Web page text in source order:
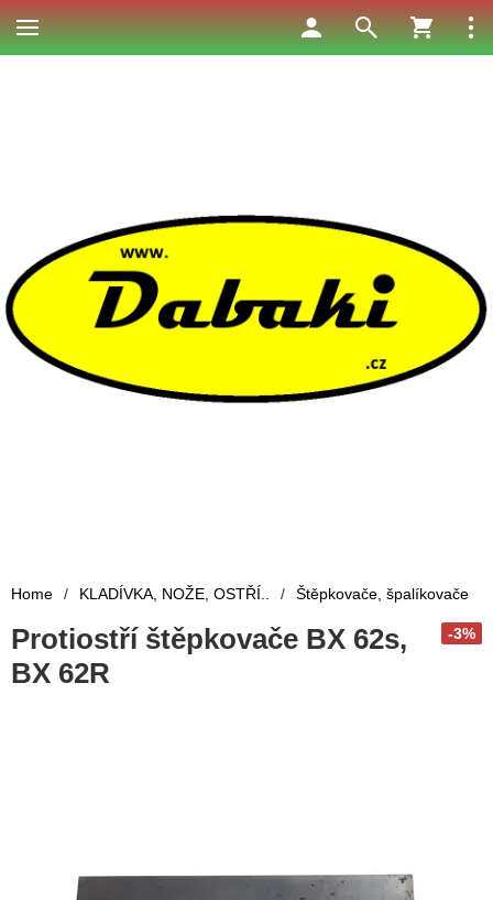
Home / KLADÍVKA, NOŽE, OSTŘÍ.. / Štěpkovače, špalíkovače
-3%
Protiostří štěpkovače BX 62s,
BX 62R